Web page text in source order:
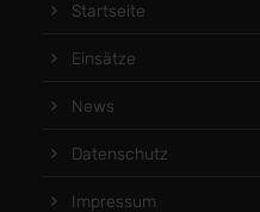
Startseite
Einsätze
News
Datenschutz
Impressum